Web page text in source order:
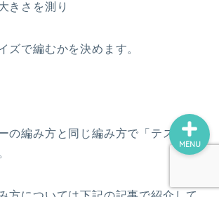
きさを測り
ズで編むかを決めます。
の編み方と同じ編み方で「テスト」
MENU
お問い合わせ